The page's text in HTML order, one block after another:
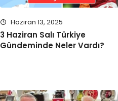
Haziran 13, 2025
3 Haziran Salı Türkiye
Gündeminde Neler Vardı?